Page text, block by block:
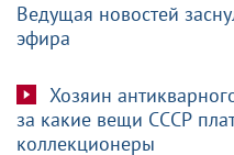
Ведущая новостей
эфира
Хозяин
за какие вещи СССР
коллекционеры